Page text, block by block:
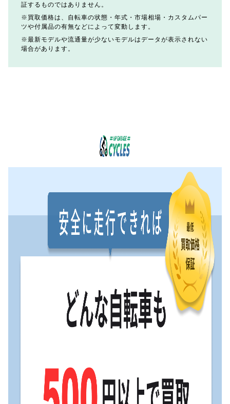
証するものではありません。
買取価格は、自転車の状態・年式・市場相場・カスタムパー
ツや付属品の有無などによって変動します。
最新モデルや流通量が少ないモデルはデータが表示されない
場合があります。